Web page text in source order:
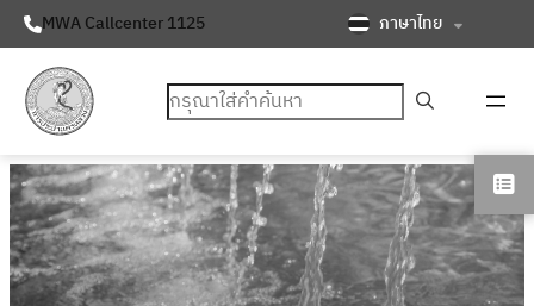
MWA Callcenter 1125 ภาษาไทย
ค้นหา